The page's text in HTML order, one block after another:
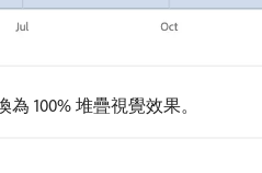
100% 堆疊視覺效果。